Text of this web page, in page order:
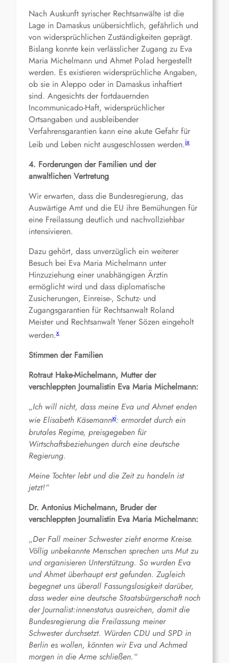
Nach Auskunft syrischer Rechtsanwälte ist die
Lage in Damaskus unübersichtlich, gefährlich und
von widersprüchlichen Zuständigkeiten geprägt.
Bislang konnte kein verlässlicher Zugang zu Eva
Maria Michelmann und Ahmet Polad hergestellt
werden. Es existieren widersprüchliche Angaben,
ob sie in Aleppo oder in Damaskus inhaftiert
sind. Angesichts der fortdauernden
Incommunicado-Haft, widersprüchlicher
Ortsangaben und ausbleibender
Verfahrensgarantien kann eine akute Gefahr für
Leib und Leben nicht ausgeschlossen werden.ix
4. Forderungen der Familien und der
anwaltlichen Vertretung
Wir erwarten, dass die Bundesregierung, das
Auswärtige Amt und die EU ihre Bemühungen für
eine Freilassung deutlich und nachvollziehbar
intensivieren.
Dazu gehört, dass unverzüglich ein weiterer
Besuch bei Eva Maria Michelmann unter
Hinzuziehung einer unabhängigen Ärztin
ermöglicht wird und dass diplomatische
Zusicherungen, Einreise-, Schutz- und
Zugangsgarantien für Rechtsanwalt Roland
Meister und Rechtsanwalt Yener Sözen eingeholt
werden.x
Stimmen der Familien
Rotraut Hake-Michelmann, Mutter der
verschleppten Journalistin Eva Maria Michelmann:
„Ich will nicht, dass meine Eva und Ahmet enden
wie Elisabeth Käsemannxi: ermordet durch ein
brutales Regime, preisgegeben für
Wirtschaftsbeziehungen durch eine deutsche
Regierung.
Meine Tochter lebt und die Zeit zu handeln ist
jetzt!“
Dr. Antonius Michelmann, Bruder der
verschleppten Journalistin Eva Maria Michelmann:
„Der Fall meiner Schwester zieht enorme Kreise.
Völlig unbekannte Menschen sprechen uns Mut zu
und organisieren Unterstützung. So wurden Eva
und Ahmet überhaupt erst gefunden. Zugleich
begegnet uns überall Fassungslosigkeit darüber,
dass weder eine deutsche Staatsbürgerschaft noch
der Journalist:innenstatus ausreichen, damit die
Bundesregierung die Freilassung meiner
Schwester durchsetzt. Würden CDU und SPD in
Berlin es wollen, könnten wir Eva und Achmed
morgen in die Arme schließen.“